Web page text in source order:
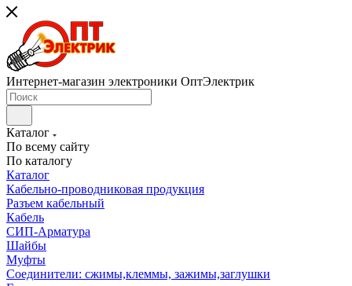
Интернет-магазин электроники ОптЭлектрик
Каталог
По всему сайту
По каталогу
Каталог
Кабельно-проводниковая продукция
Разъем кабельный
Кабель
СИП-Арматура
Шайбы
Муфты
Соединители: сжимы,клеммы, зажимы,заглушки